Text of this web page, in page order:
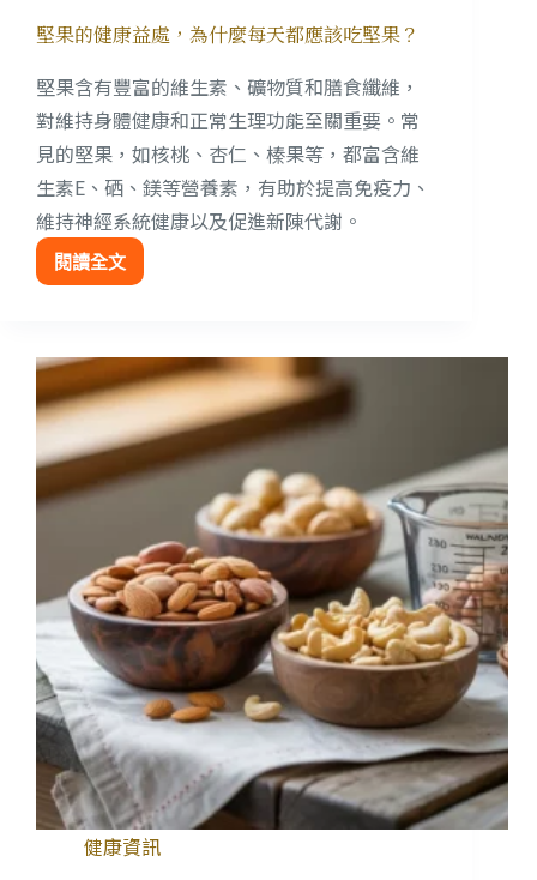
堅果的健康益處，為什麼每天都應該吃堅果？
堅果含有豐富的維生素、礦物質和膳食纖維，
對維持身體健康和正常生理功能至關重要。常
見的堅果，如核桃、杏仁、榛果等，都富含維
生素E、硒、鎂等營養素，有助於提高免疫力、
維持神經系統健康以及促進新陳代謝。
閱讀全文
健康資訊